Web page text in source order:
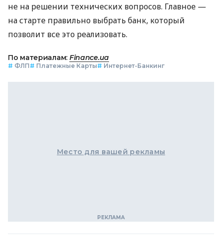
не на решении технических вопросов. Главное —
на старте правильно выбрать банк, который
позволит все это реализовать.
По материалам: Finance.ua
# ФЛП# Платежные Карты# Интернет-Банкинг
Место для вашей рекламы